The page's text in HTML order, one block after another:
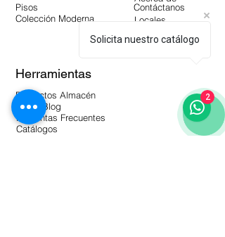
Pisos
Colección Moderna
Contáctanos
Locales
Manuales
Herramientas
Productos Almacén
Video Blog
Preguntas Frecuentes
Catálogos
Solicita nuestro catálogo
2